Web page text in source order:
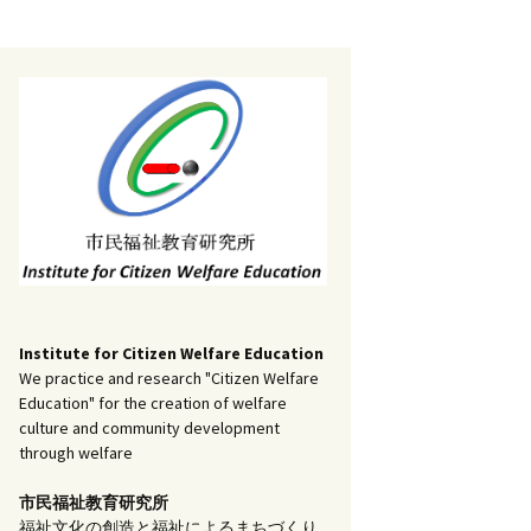
アーカイブ（４）
記事（151）～
アーカイブ（５）
記事（201）～
アーカイブ（３）
調査報告
アーカイブ（４）
実践報告
アーカイブ（５）
コラム
Institute for Citizen Welfare Education
We practice and research "Citizen Welfare
Education" for the creation of welfare
culture and community development
through welfare
市民福祉教育研究所